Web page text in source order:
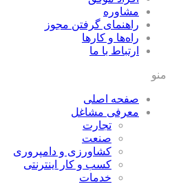
مشاوره
راهنمای گرفتن مجوز
راه‌ها و كارها
ارتباط با ما
منو
صفحه اصلی
معرفی مشاغل
تجارت
صنعت
كشاورزی و دامپروری
كسب و كار اينترنتی
خدمات